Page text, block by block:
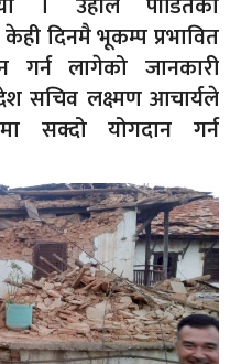
दिनमै भूकम्प प्रभावित
गर्न लागेको जानकारी
सचिव लक्ष्मण आचार्यले
सक्दो योगदान गर्न